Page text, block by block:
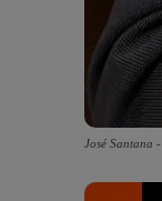
José Santana